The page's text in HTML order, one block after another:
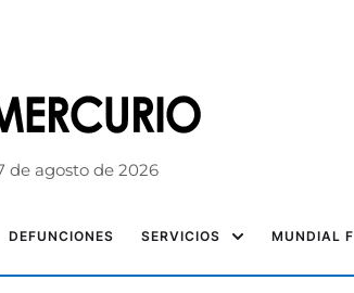
de agosto de 2026
DEFUNCIONES SERVICIOS MUNDIAL